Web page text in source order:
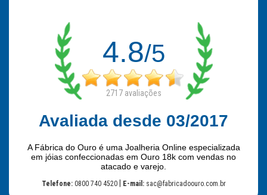
4.8/5
2717avaliações
Avaliada desde 03/2017
A Fábrica do Ouro é uma Joalheria Online especializada
em jóias confeccionadas em Ouro 18k com vendas no
atacado e varejo.
Telefone: 0800 740 4520| E-mail:sac@fabricadoouro.com.br